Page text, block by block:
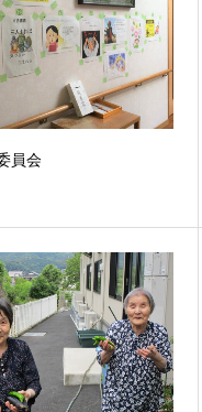
員会